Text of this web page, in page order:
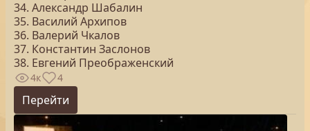
34. Александр Шабалин
35. Василий Архипов
36. Валерий Чкалов
37. Константин Заслонов
38. Евгений Преображенский
4к 4
Перейти